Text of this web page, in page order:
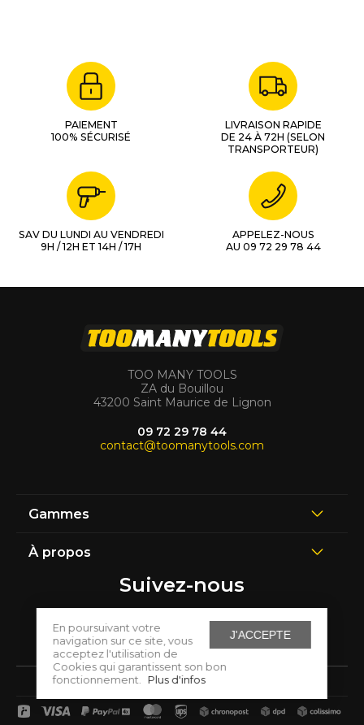
J'ACCEPTE
En poursuivant votre
navigation sur ce site, vous
acceptez l'utilisation de
Cookies qui garantissent son bon
fonctionnement.
Plus d'infos
PAIEMENT
100% SÉCURISÉ
LIVRAISON RAPIDE
DE 24 À 72H (SELON
TRANSPORTEUR)
SAV DU LUNDI AU VENDREDI
9H / 12H ET 14H / 17H
APPELEZ-NOUS
AU 09 72 29 78 44
TOO MANY TOOLS
ZA du Bouillou
43200 Saint Maurice de Lignon
09 72 29 78 44
contact@toomanytools.com
Gammes
À propos
Suivez-nous